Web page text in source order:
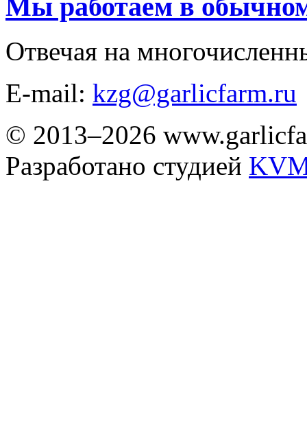
Мы работаем в
Отвечая на
E-mail: kzg@garlicfarm.ru
© 2013–2026
Разработано студией